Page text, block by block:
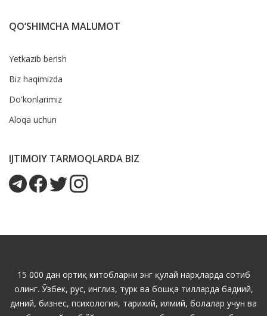
QO‘SHIMCHA MALUMOT
Yetkazib berish
Biz haqimizda
Do'konlarimiz
Aloqa uchun
IJTIMOIY TARMOQLARDA BIZ
15 000 дан ортиқ китобларни энг қулай нарҳларда сотиб
олинг. Ўзбек, рус, инглиз, турк ва бошқа тилларда бадиий,
диний, бизнес, психология, тарихий, илмий, болалар учун ва